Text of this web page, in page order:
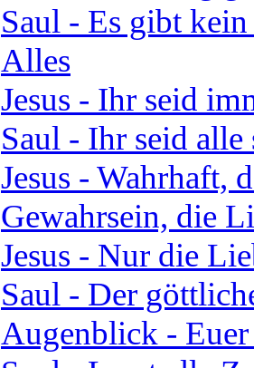
Saul - Es gibt
Alles
Jesus - Ihr seid
Saul - Ihr seid alle
Jesus - Wahrhaft,
Gewahrsein, die
Jesus - Nur die
Saul - Der
Augenblick -